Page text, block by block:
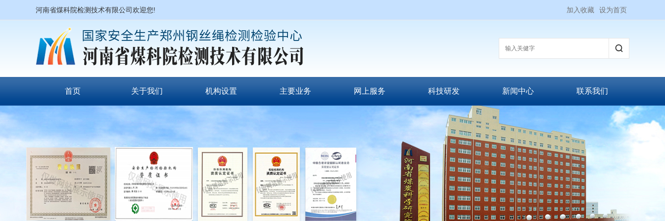
河南省煤科院检测技术有限公司欢迎您! 设为首页
加入收藏
首页 关于我们 机构设置 主要业务 网上服务 科技研发 新闻中心 联系我们